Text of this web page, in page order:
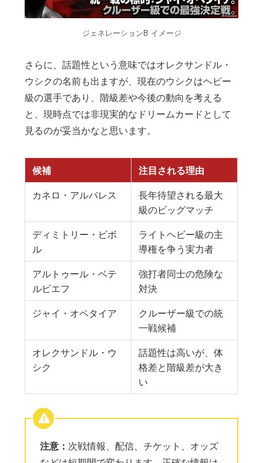
ジェネレーションB イメージ
さらに、話題性という意味ではオレクサンドル・
ウシクの名前も出ますが、現在のウシクはヘビー
級の選手であり、階級差や今後の動向を考える
と、現時点では非現実的なドリームカードとして
見るのが妥当かなと思います。
候補
注目される理由
カネロ・アルバレス
長年待望される最大
級のビッグマッチ
ディミトリー・ビボ
ル
ライトヘビー級の主
導権を争う実力者
アルトゥール・ベテ
ルビエフ
強打者同士の危険な
対決
ジャイ・オペタイア
クルーザー級での統
一戦候補
オレクサンドル・ウ
シク
話題性は高いが、体
格差と階級差が大き
い
注意： 次戦情報、配信、チケット、オッズ